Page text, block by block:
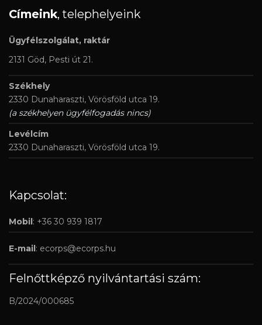
Címeink, telephelyeink
Ügyfélszolgálat, raktár
2131 Göd, Pesti út 21.
Székhely
2330 Dunaharaszti, Vörösföld utca 19.
(a székhelyen ügyfélfogadás nincs)
Levélcím
2330 Dunaharaszti, Vörösföld utca 19.
Kapcsolat:
Mobil: +36 30 939 1817
E-mail: ecorps@ecorps.hu
Felnőttképző nyilvántartási szám:
B/2024/000685